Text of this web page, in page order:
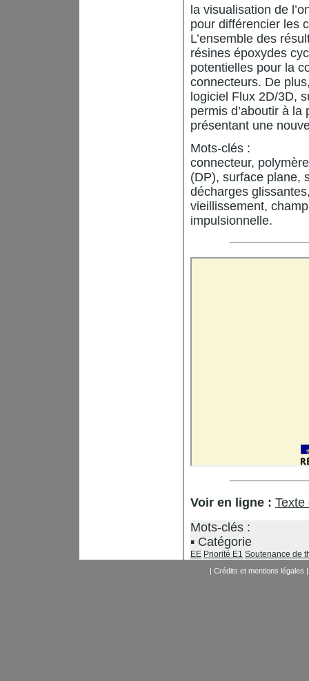
la visualisation de
pour différencier les
L’ensemble des
résines époxydes
potentielles pour la
connecteurs. De
logiciel Flux 2D/3D,
permis d’aboutir à la
présentant une
Mots-clés :
connecteur,
(DP), surface plane,
décharges
vieillissement,
impulsionnelle.
Voir en ligne : Texte
Mots-clés :
Catégorie
EE Priorité E1 Soutenance de
| Crédits et mentions légales